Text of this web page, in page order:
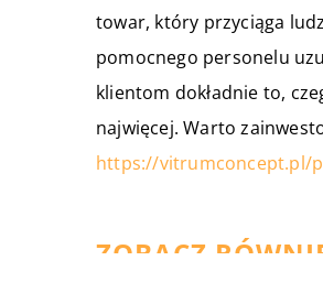
towar, który przyciąga
pomocnego personelu
klientom dokładnie to,
najwięcej. Warto
https://vitrumconcept.pl/
ZOBACZ